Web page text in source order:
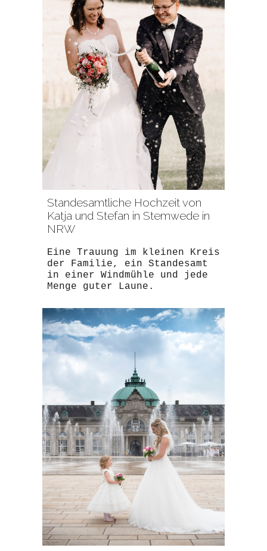
Standesamtliche Hochzeit von
Katja und Stefan in Stemwede in
NRW
Eine Trauung im kleinen Kreis
der Familie, ein Standesamt
in einer Windmühle und jede
Menge guter Laune.